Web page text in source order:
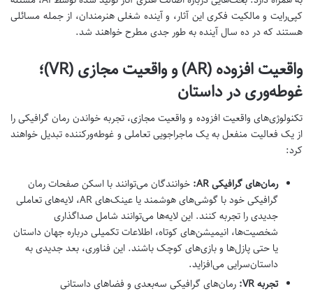
کپی‌رایت و مالکیت فکری این آثار، و آینده شغلی هنرمندان، از جمله مسائلی
هستند که در ده سال آینده به طور جدی مطرح خواهند شد.
واقعیت افزوده (AR) و واقعیت مجازی (VR)؛
غوطه‌وری در داستان
تکنولوژی‌های واقعیت افزوده و واقعیت مجازی، تجربه خواندن رمان گرافیکی را
از یک فعالیت منفعل به یک ماجراجویی تعاملی و غوطه‌ورکننده تبدیل خواهند
کرد:
رمان‌های گرافیکی AR:
خوانندگان می‌توانند با اسکن صفحات رمان
گرافیکی خود با گوشی‌های هوشمند یا عینک‌های AR، لایه‌های تعاملی
جدیدی را تجربه کنند. این لایه‌ها می‌توانند شامل صداگذاری
شخصیت‌ها، انیمیشن‌های کوتاه، اطلاعات تکمیلی درباره جهان داستان
یا حتی پازل‌ها و بازی‌های کوچک باشند. این فناوری، بعد جدیدی به
داستان‌سرایی می‌افزاید.
تجربه VR:
رمان‌های گرافیکی سه‌بعدی و فضاهای داستانی